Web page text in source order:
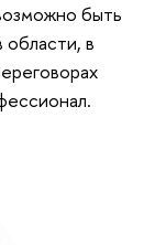
быть
в